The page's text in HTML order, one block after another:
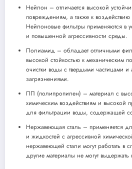
Нейлон – отличается высокой
повреждениям, а также к
Нейлоновые фильтры применяются в
и повышенной агрессивности среды.
Полиамид – обладает отличными
высокой стойкостью к механическим
очистки воды с твердыми частицами
загрязнениями.
ПП (полипропилен) – материал с
химическим воздействиям и высокой
для фильтрации воды, содержащей
Нержавеющая сталь – применяется
и жидкостей с агрессивной
нержавеющей стали могут работать в
другие материалы не могут выдержать